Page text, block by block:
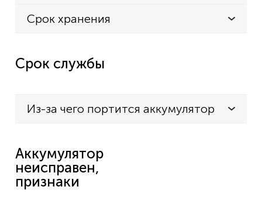
Срок хранения
Срок службы
Из-за чего портится аккумулятор
Аккумулятор
неисправен,
признаки